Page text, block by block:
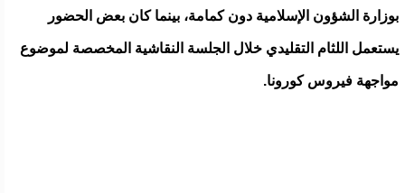
بوزارة الشؤون الإسلامية دون كمامة، بينما كان بعض الحضور
يستعمل اللثام التقليدي خلال الجلسة النقاشية المخصصة لموضوع
مواجهة فيروس كورونا.